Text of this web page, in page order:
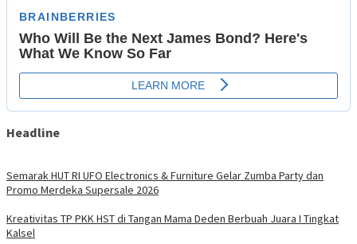
Headline
Semarak HUT RI UFO Electronics & Furniture Gelar Zumba Party dan
Promo Merdeka Supersale 2026
Kreativitas TP PKK HST di Tangan Mama Deden Berbuah Juara I Tingkat
Kalsel